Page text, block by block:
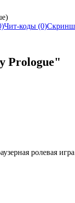
Чит-коды (0)
Prologue"
ролевая